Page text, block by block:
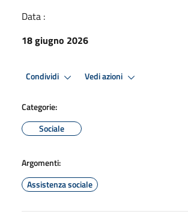
Data :
18 giugno 2026
Condividi Vedi azioni
Categorie:
Sociale
Argomenti:
Assistenza sociale